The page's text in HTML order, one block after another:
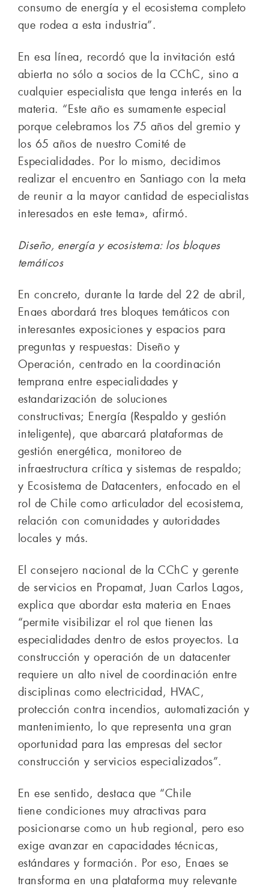
consumo de energía y el ecosistema completo
que rodea a esta industria”.
En esa línea, recordó que la invitación está
abierta no sólo a socios de la CChC, sino a
cualquier especialista que tenga interés en la
materia. “Este año es sumamente especial
porque celebramos los 75 años del gremio y
los 65 años de nuestro Comité de
Especialidades. Por lo mismo, decidimos
realizar el encuentro en Santiago con la meta
de reunir a la mayor cantidad de especialistas
interesados en este tema», afirmó.
Diseño, energía y ecosistema: los bloques
temáticos
En concreto, durante la tarde del 22 de abril,
Enaes abordará tres bloques temáticos con
interesantes exposiciones y espacios para
preguntas y respuestas: Diseño y
Operación, centrado en la coordinación
temprana entre especialidades y
estandarización de soluciones
constructivas; Energía (Respaldo y gestión
inteligente), que abarcará plataformas de
gestión energética, monitoreo de
infraestructura crítica y sistemas de respaldo;
y Ecosistema de Datacenters, enfocado en el
rol de Chile como articulador del ecosistema,
relación con comunidades y autoridades
locales y más.
El consejero nacional de la CChC y gerente
de servicios en Propamat, Juan Carlos Lagos,
explica que abordar esta materia en Enaes
“permite visibilizar el rol que tienen las
especialidades dentro de estos proyectos. La
construcción y operación de un datacenter
requiere un alto nivel de coordinación entre
disciplinas como electricidad, HVAC,
protección contra incendios, automatización y
mantenimiento, lo que representa una gran
oportunidad para las empresas del sector
construcción y servicios especializados”.
En ese sentido, destaca que “Chile
tiene condiciones muy atractivas para
posicionarse como un hub regional, pero eso
exige avanzar en capacidades técnicas,
estándares y formación. Por eso, Enaes se
transforma en una plataforma muy relevante